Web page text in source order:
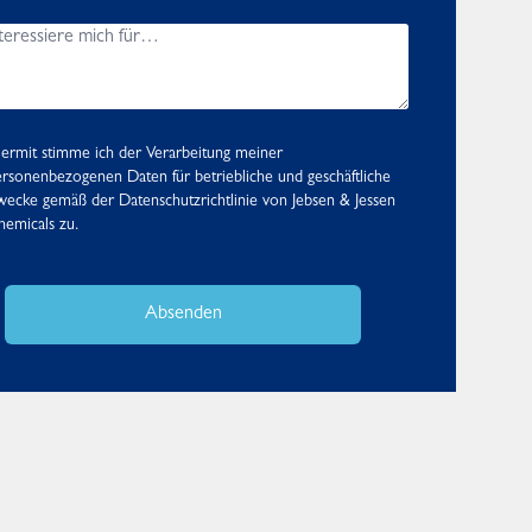
stimme ich der Verarbeitung meiner
Daten für betriebliche und geschäftliche
gemäß der Datenschutzrichtlinie von Jebsen & Jessen
zu.
Absenden